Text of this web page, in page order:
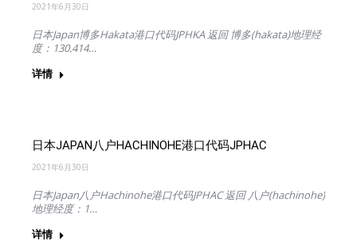
2021年6月30日
日本Japan博多Hakata港口代码JPHKA 返回 博多(hakata)地理经
度：130.414…
详情
日本JAPAN八户HACHINOHE港口代码JPHAC
2021年6月30日
日本Japan八户Hachinohe港口代码JPHAC 返回 八户(hachinohe)
地理经度：1…
详情